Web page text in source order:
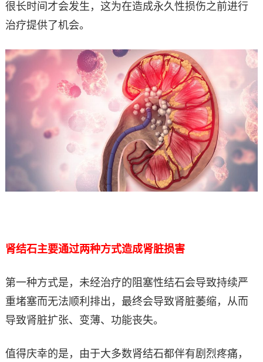
很长时间才会发生，这为在造成永久性损伤之前进行
治疗提供了机会。
肾结石主要通过两种方式造成肾脏损害
第一种方式是，未经治疗的阻塞性结石会导致持续严
重堵塞而无法顺利排出，最终会导致肾脏萎缩，从而
导致肾脏扩张、变薄、功能丧失。
值得庆幸的是，由于大多数肾结石都伴有剧烈疼痛，